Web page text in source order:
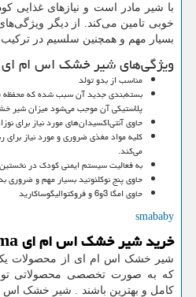
با شیر مادر است و نیازهای غذایی
خوبی تامین می‌کند. از دیگر
بسیار مهم و همچنین سلسیم در
ویژگی‌های شیر خشک اس ام ای پرو 1
مناسب از بدو تولد
بسته‌بندی جدید آن سبب شده که محفظه
پلاستیکی آن موجب می‌شود میزان شیر
حاوی آنتی‌اکسیدان‌های مورد نیاز برای
کلیه مواد مغذی ضروری و مورد نیاز
می‌کند.
به فعالیت سیستم ایمنی کودک در
حاوی پنج نوکلئوتید بسیار مهم و ضروری
حاوی امگا 3و6 و فروکتوالیگوساکارید
smababy
خرید شیر خشک اس ام ای
شیر خشک اس ام ای از محصولات
که به صورت تخصصی محصولاتی
کامل و بهترین باشند . شیر خشک اس